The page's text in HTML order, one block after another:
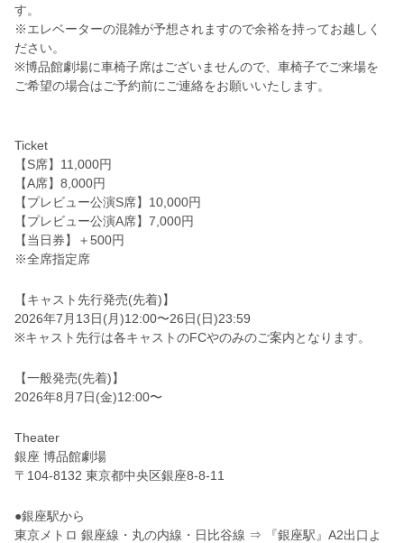
す。
※エレベーターの混雑が予想されますので余裕を持ってお越しく
ださい。
※博品館劇場に車椅子席はございませんので、車椅子でご来場を
ご希望の場合はご予約前にご連絡をお願いいたします。
Ticket
【S席】11,000円
【A席】8,000円
【プレビュー公演S席】10,000円
【プレビュー公演A席】7,000円
【当日券】＋500円
※全席指定席
【キャスト先行発売(先着)】
2026年7月13日(月)12:00〜26日(日)23:59
※キャスト先行は各キャストのFCやのみのご案内となります。
【一般発売(先着)】
2026年8月7日(金)12:00〜
Theater
銀座 博品館劇場
〒104-8132 東京都中央区銀座8-8-11
●銀座駅から
東京メトロ 銀座線・丸の内線・日比谷線 ⇒ 『銀座駅』A2出口よ